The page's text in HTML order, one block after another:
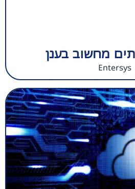
מחשוב בענן
Entersys